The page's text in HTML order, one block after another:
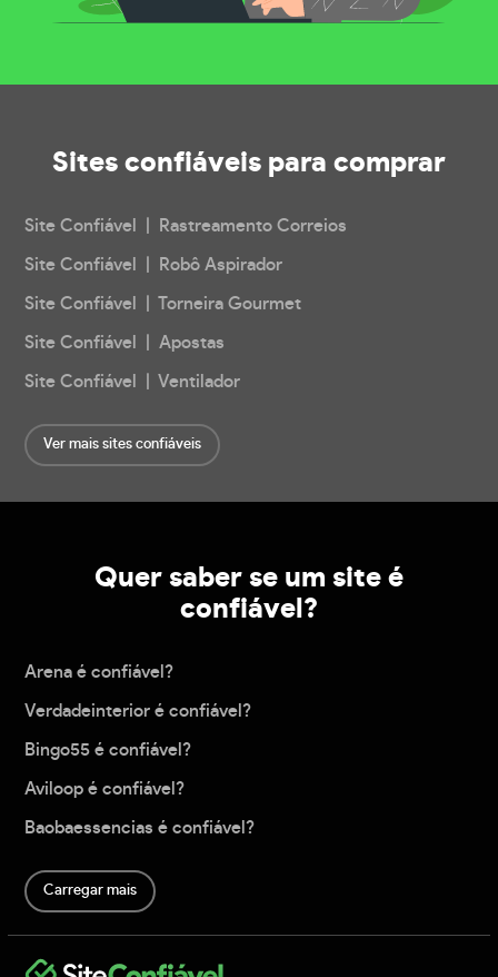
Sites confiáveis para comprar
Site Confiável | Rastreamento Correios
Site Confiável | Robô Aspirador
Site Confiável | Torneira Gourmet
Site Confiável | Apostas
Site Confiável | Ventilador
Ver mais sites confiáveis
Quer saber se um site é
confiável?
Arena é confiável?
Verdadeinterior é confiável?
Bingo55 é confiável?
Aviloop é confiável?
Baobaessencias é confiável?
Carregar mais